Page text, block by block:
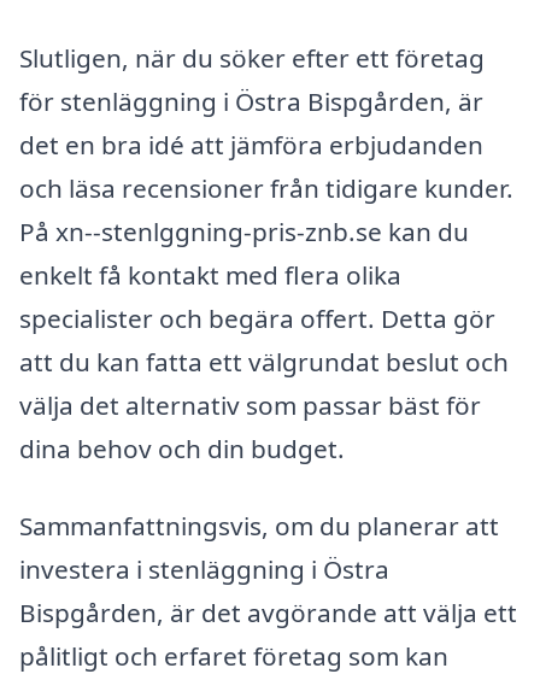
Slutligen, när du söker efter ett företag
för stenläggning i Östra Bispgården, är
det en bra idé att jämföra erbjudanden
och läsa recensioner från tidigare kunder.
På xn--stenlggning-pris-znb.se kan du
enkelt få kontakt med flera olika
specialister och begära offert. Detta gör
att du kan fatta ett välgrundat beslut och
välja det alternativ som passar bäst för
dina behov och din budget.
Sammanfattningsvis, om du planerar att
investera i stenläggning i Östra
Bispgården, är det avgörande att välja ett
pålitligt och erfaret företag som kan